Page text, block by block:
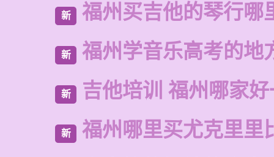
新 福州买吉他的琴行哪
新 福州学音乐高考的地
新 吉他培训 福州哪家
新 福州哪里买尤克里里